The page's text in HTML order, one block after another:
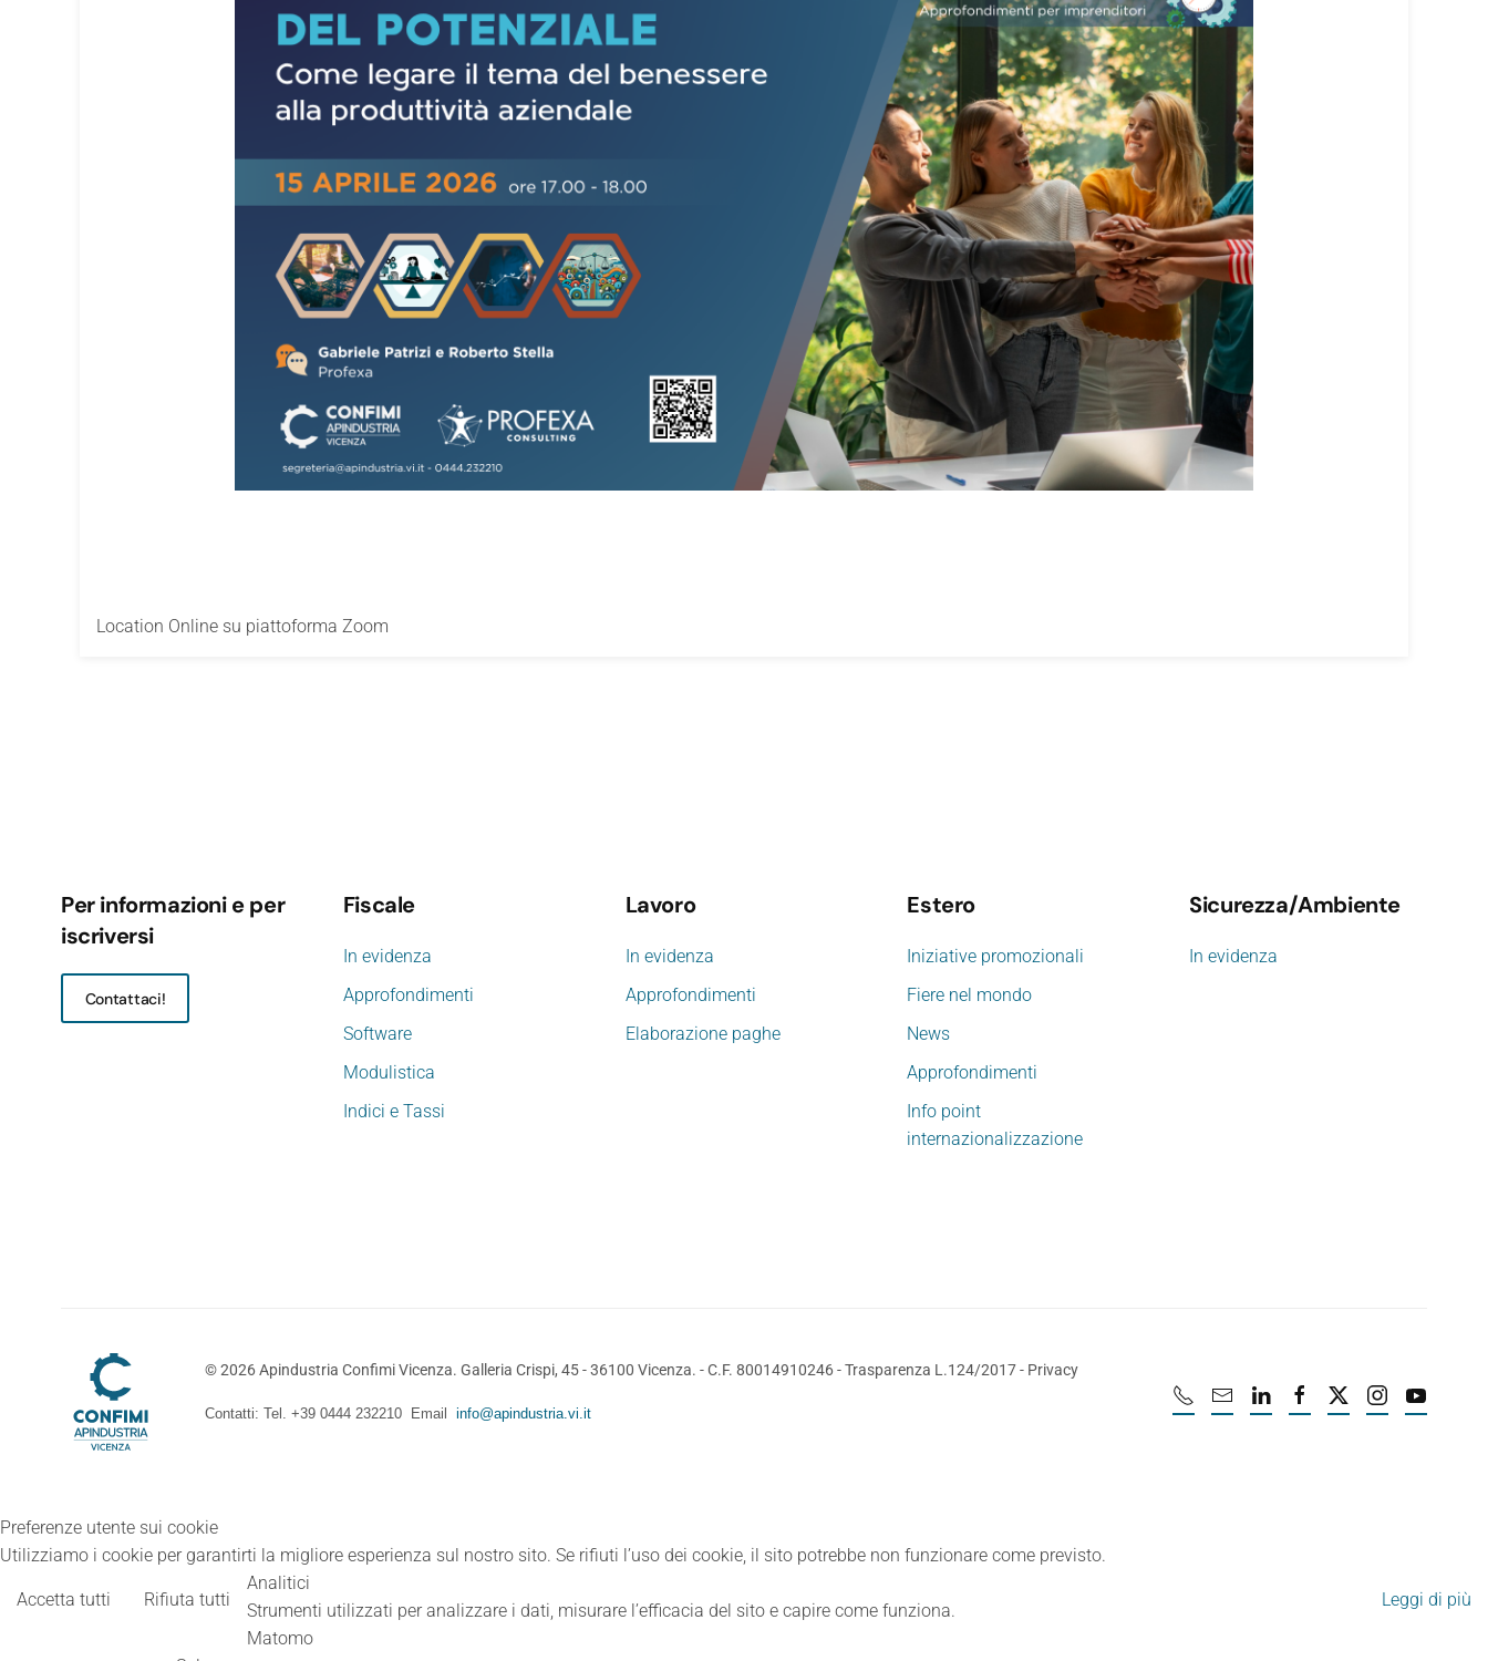
Location Online su piattoforma Zoom
Per informazioni e per
iscriversi
Contattaci!
Fiscale
In evidenza
Approfondimenti
Software
Modulistica
Indici e Tassi
Lavoro
In evidenza
Approfondimenti
Elaborazione paghe
Estero
Iniziative promozionali
Fiere nel mondo
News
Approfondimenti
Info point
internazionalizzazione
Sicurezza/Ambiente
In evidenza
©2026Apindustria Confimi Vicenza. Galleria Crispi, 45 - 36100 Vicenza. - C.F. 80014910246 -Trasparenza L.124/2017- Privacy
Contatti: Tel. +39 0444 232210 Email info@apindustria.vi.it
Preferenze utente sui cookie
Utilizziamo i cookie per garantirti la migliore esperienza sul nostro sito. Se rifiuti l’uso dei cookie, il sito potrebbe non funzionare come previsto.
Accetta tutti Rifiuta tutti Leggi di più
Analitici
Strumenti utilizzati per analizzare i dati, misurare l’efficacia del sito e capire come funziona.
Matomo